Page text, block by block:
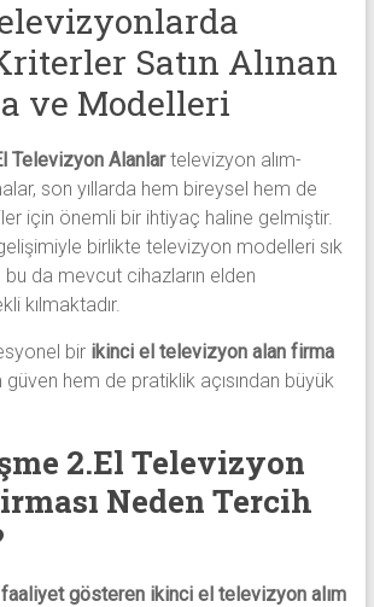
Satın Alınan
ve Modelleri
Televizyon Alanlartelevizyon alım-
son yıllarda hem bireysel hem de
için önemli bir ihtiyaç haline gelmiştir.
birlikte televizyon modelleri sık
bu da mevcut cihazların elden
kılmaktadır.
bir ikinci el televizyon alan firma
güven hem de pratiklik açısından büyük
2.El Televizyon
Neden Tercih
gösteren ikinci el televizyon alım